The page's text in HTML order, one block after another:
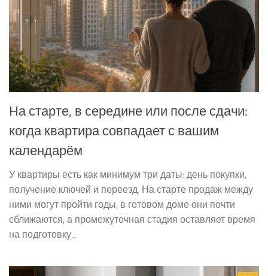
На старте, в середине или после сдачи:
когда квартира совпадает с вашим
календарём
У квартиры есть как минимум три даты: день покупки,
получение ключей и переезд. На старте продаж между
ними могут пройти годы, в готовом доме они почти
сближаются, а промежуточная стадия оставляет время
на подготовку...